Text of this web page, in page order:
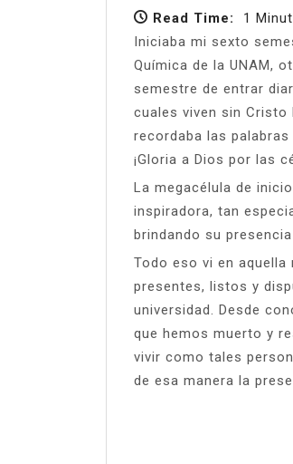
Read Time:
1
Iniciaba mi sexto
Química de la UNAM,
semestre de entrar
cuales viven sin Cristo
recordaba las palabras
¡Gloria a Dios por las
La megacélula de
inspiradora, tan
brindando su
Todo eso vi en
presentes, listos y
universidad. Desde
que hemos muerto y
vivir como tales
de esa manera la